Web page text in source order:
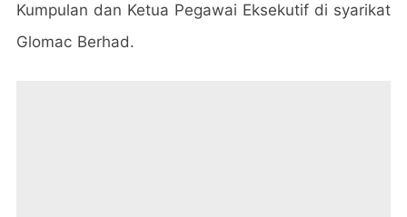
Kumpulan dan Ketua Pegawai Eksekutif di syarikat
Glomac Berhad.